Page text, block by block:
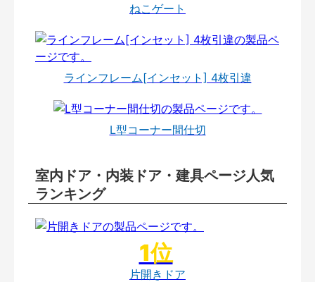
ねこゲート
ラインフレーム[インセット] 4枚引違
L型コーナー間仕切
室内ドア・内装ドア・建具ページ人気
ランキング
片開きドア